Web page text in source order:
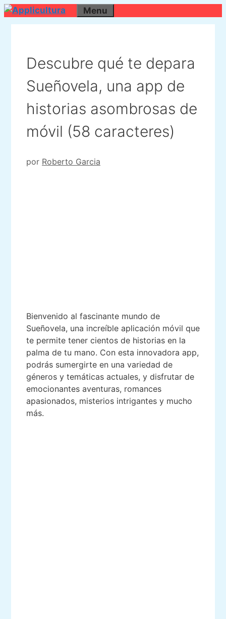
Saltar
Menu
Descubre qué te depara
Sueñovela, una app de
historias asombrosas de
móvil (58 caracteres)
por Roberto Garcia
Bienvenido al fascinante mundo de
Sueñovela, una increíble aplicación móvil que
te permite tener cientos de historias en la
palma de tu mano. Con esta innovadora app,
podrás sumergirte en una variedad de
géneros y temáticas actuales, y disfrutar de
emocionantes aventuras, romances
apasionados, misterios intrigantes y mucho
más.